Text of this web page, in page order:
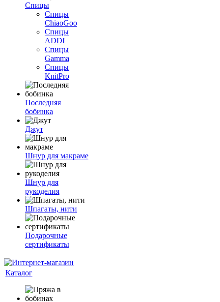
Спицы
Спицы
ChiaoGoo
Спицы
ADDI
Спицы
Gamma
Спицы
KnitPro
Последняя
бобинка
Джут
Шнур для макраме
Шнур для
рукоделия
Шпагаты, нити
Подарочные
сертификаты
Каталог